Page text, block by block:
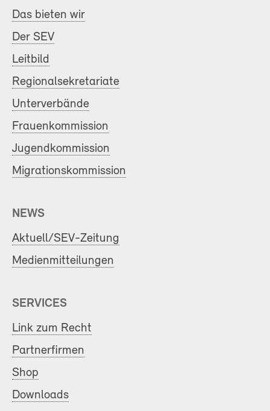
Das bieten wir
Der SEV
Leitbild
Regionalsekretariate
Unterverbände
Frauenkommission
Jugendkommission
Migrationskommission
NEWS
Aktuell/SEV-Zeitung
Medienmitteilungen
SERVICES
Link zum Recht
Partnerfirmen
Shop
Downloads